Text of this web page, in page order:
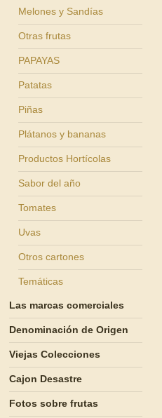
Melones y Sandías
Otras frutas
PAPAYAS
Patatas
Piñas
Plátanos y bananas
Productos Hortícolas
Sabor del año
Tomates
Uvas
Otros cartones
Temáticas
Las marcas comerciales
Denominación de Origen
Viejas Colecciones
Cajon Desastre
Fotos sobre frutas